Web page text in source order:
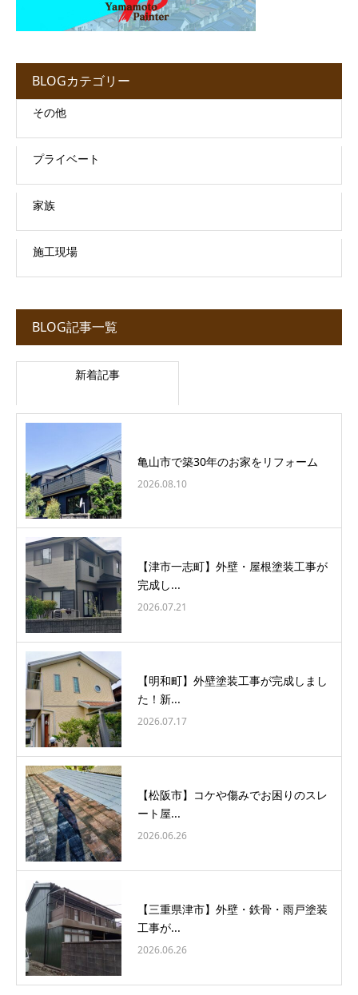
BLOGカテゴリー
その他
プライベート
家族
施工現場
BLOG記事一覧
新着記事
亀山市で築30年のお家をリフォーム
2026.08.10
【津市一志町】外壁・屋根塗装工事が
完成し...
2026.07.21
【明和町】外壁塗装工事が完成しまし
た！新...
2026.07.17
【松阪市】コケや傷みでお困りのスレ
ート屋...
2026.06.26
【三重県津市】外壁・鉄骨・雨戸塗装
工事が...
2026.06.26